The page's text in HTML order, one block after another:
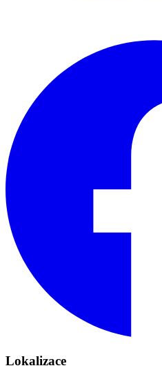
Lokalizace